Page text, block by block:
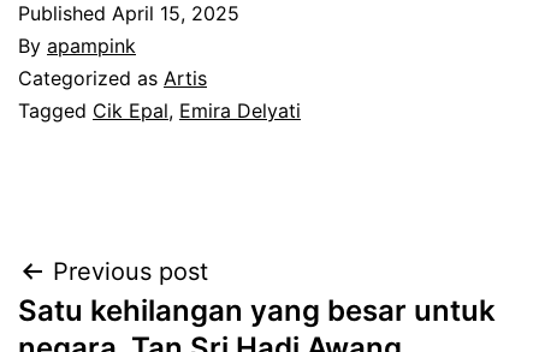
Published April 15, 2025
By apampink
Categorized as Artis
Tagged Cik Epal, Emira Delyati
Post
navigation
Previous post
Satu kehilangan yang besar untuk